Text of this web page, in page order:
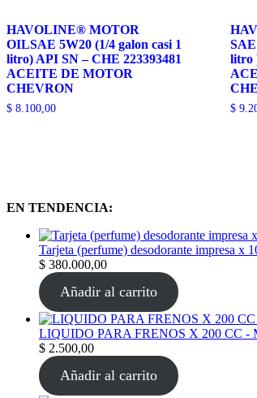
HAVOLINE® MOTOR
OILSAE 5W20 (1/4 galon casi 1
litro) API SN – CHE 223393481
ACEITE DE MOTOR
CHEVRON
$ 8.100,00
SAE
litro
$
EN TENDENCIA:
Tarjeta (perfume) desodorante impresa
$ 380.000,00
Añadir al carrito
LIQUIDO PARA FRENOS X 200 CC
$ 2.500,00
Añadir al carrito